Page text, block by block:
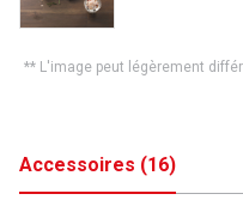
** L'image peut légèrement
Accessoires (16)